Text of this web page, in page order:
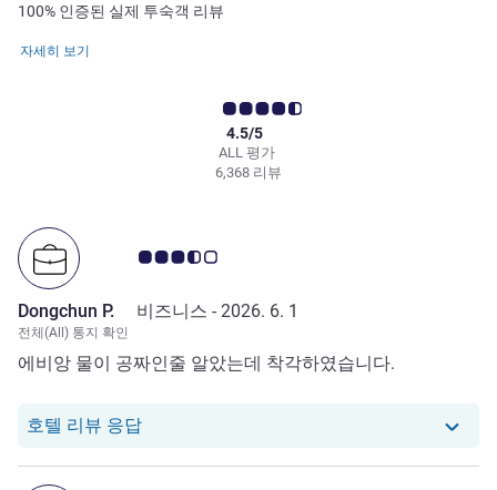
100% 인증된 실제 투숙객 리뷰
자세히 보기
ALL 평가
4.5/5
6,368 리뷰
고객 평점 3.5/5
Dongchun P. 비즈니스 - 2026. 6. 1
전체(All) 통지 확인
에비앙 물이 공짜인줄 알았는데 착각하였습니다.
호텔 리뷰 응답당 호텔에서는 Dongchun P.로부터의 리뷰에